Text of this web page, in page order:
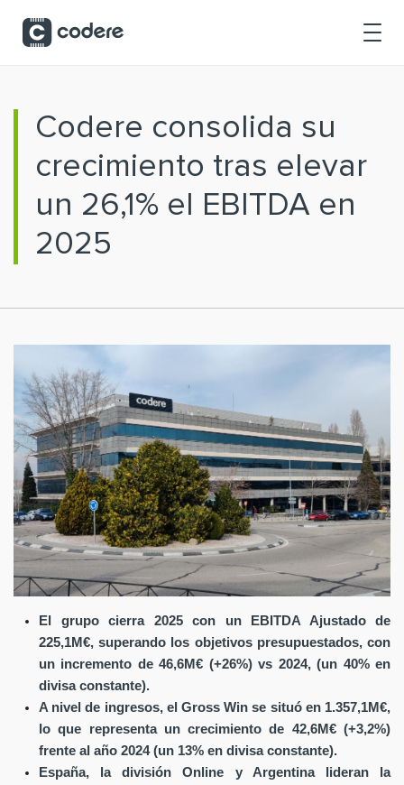
Codere consolida su
crecimiento tras elevar
un 26,1% el EBITDA en
2025
El grupo cierra 2025 con un EBITDA Ajustado de
225,1M€, superando los objetivos presupuestados, con
un incremento de 46,6M€ (+26%) vs 2024, (un 40% en
divisa constante).
A nivel de ingresos, el Gross Win se situó en 1.357,1M€,
lo que representa un crecimiento de 42,6M€ (+3,2%)
frente al año 2024 (un 13% en divisa constante).
España, la división Online y Argentina lideran la